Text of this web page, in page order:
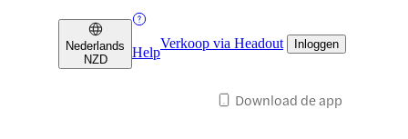
Nederlands
NZD
Help
Verkoop via Headout Inloggen
Download de app